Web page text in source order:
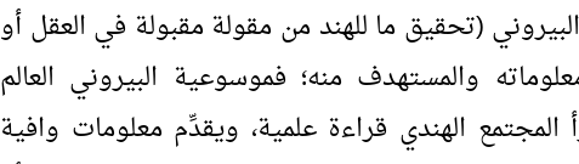
(تحقيق ما للهند من مقولة مقبولة في العقل أو
والمستهدف منه؛ فموسوعية البيروني العالم
المجتمع الهندي قراءة علمية، ويقدِّم معلومات وافية